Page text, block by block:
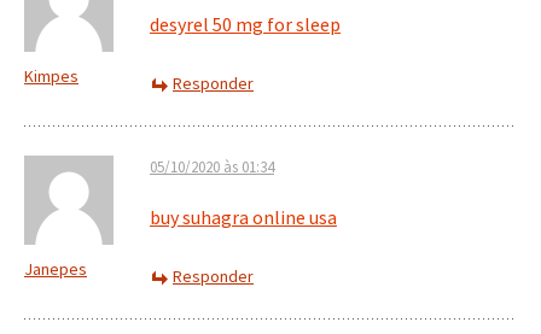
Kimpes
desyrel 50 mg for sleep
Responder
Janepes
05/10/2020 às 01:34
buy suhagra online usa
Responder